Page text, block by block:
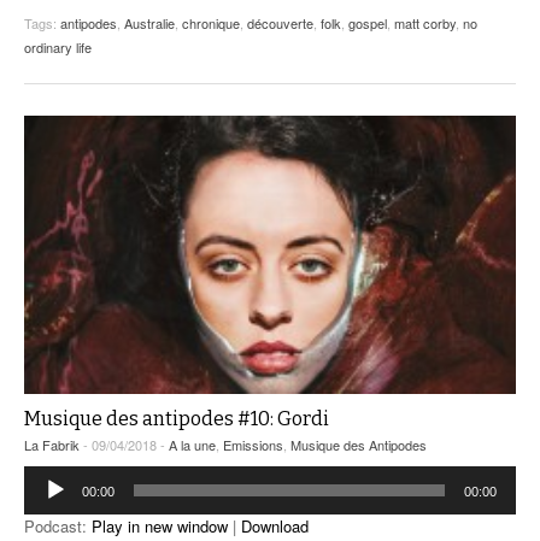
Tags: antipodes, Australie, chronique, découverte, folk, gospel, matt corby, no
ordinary life
Musique des antipodes #10: Gordi
La Fabrik - 09/04/2018 - A la une Emissions Musique des Antipodes
Lecteur
audio
00:00 00:00
Podcast: Play in new window | Download